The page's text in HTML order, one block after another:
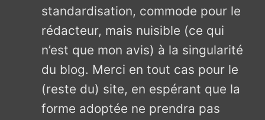
standardisation, commode pour le
rédacteur, mais nuisible (ce qui
n’est que mon avis) à la singularité
du blog. Merci en tout cas pour le
(reste du) site, en espérant que la
forme adoptée ne prendra pas